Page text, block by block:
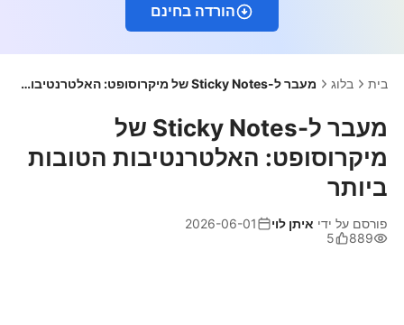
הורדה בחינם
בית בלוג מעבר ל-Sticky Notes של מיקרוסופט: האלטרנטיבות הטובות ביותר
מעבר ל-Sticky Notes של
מיקרוסופט: האלטרנטיבות הטובות
ביותר
פורסם על ידי איתן לוי
2026-06-01
889
5